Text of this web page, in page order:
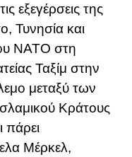
εξεγέρσεις της
Τυνησία και
ΝΑΤΟ στη
Ταξίμ στην
μεταξύ των
Κράτους
πάρει
Μέρκελ,